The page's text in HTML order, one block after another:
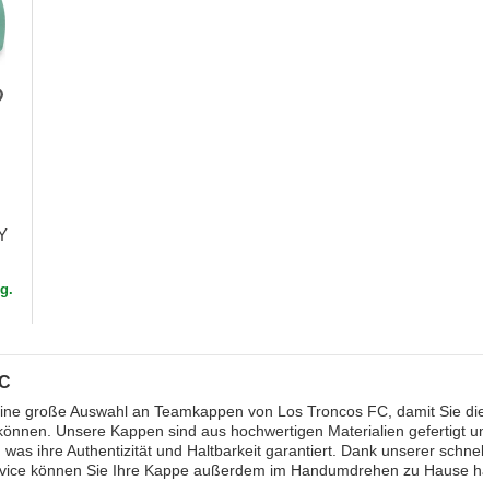
große Auswahl an Teamkappen von Los Troncos FC, damit Sie
Unsere Kappen sind aus hochwertigen Materialien gefertigt
ihre Authentizität und Haltbarkeit garantiert. Dank unserer
können Sie Ihre Kappe außerdem im Handumdrehen zu Hause